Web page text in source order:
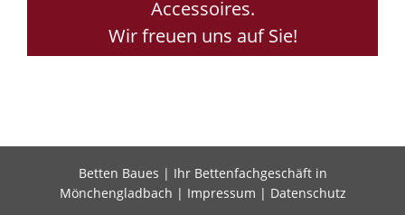
Accessoires.
Wir freuen uns auf Sie!
Betten Baues | Ihr Bettenfachgeschäft in
Mönchengladbach | Impressum | Datenschutz